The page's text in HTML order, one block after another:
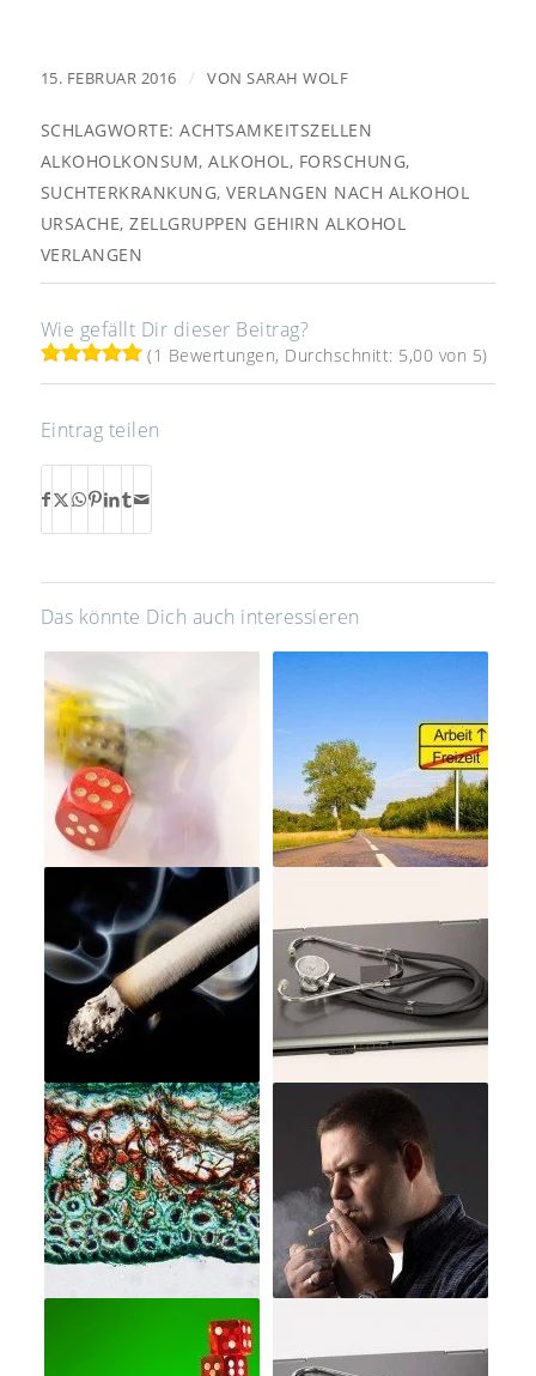
15. FEBRUAR 2016 / VONSARAH WOLF
SCHLAGWORTE: ACHTSAMKEITSZELLEN
ALKOHOLKONSUM,ALKOHOL , FORSCHUNG,
SUCHTERKRANKUNG,VERLANGEN NACH ALKOHOL
URSACHE,ZELLGRUPPEN GEHIRN ALKOHOL
VERLANGEN
Wie gefällt Dir dieser Beitrag?
(1 Bewertungen, Durchschnitt: 5,00 von 5)
Eintrag teilen
Das könnte Dich auch interessieren